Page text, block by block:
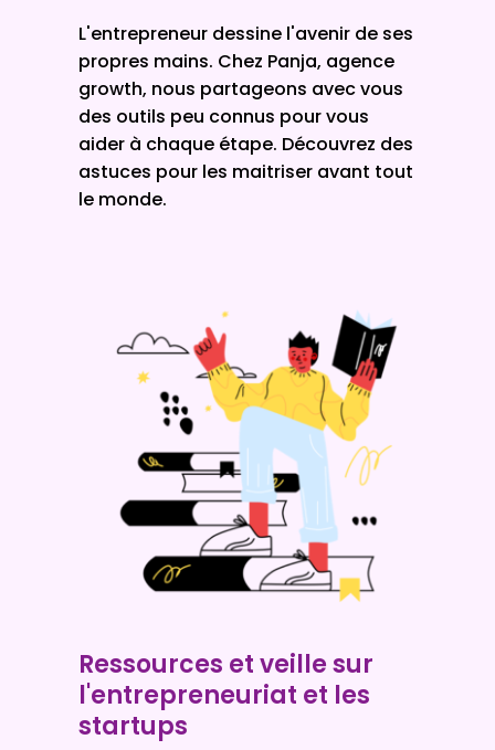
L'entrepreneur dessine l'avenir de ses
propres mains. Chez Panja, agence
growth, nous partageons avec vous
des outils peu connus pour vous
aider à chaque étape. Découvrez des
astuces pour les maitriser avant tout
le monde.
Ressources et veille sur
l'entrepreneuriat et les
startups